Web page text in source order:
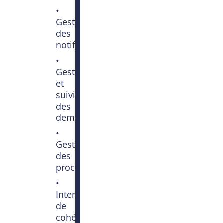
•
Gestion
des
notifications
•
Gestion
et
suivi
des
demandes
•
Gestion
des
procurations
•
Interface
de
cohérence